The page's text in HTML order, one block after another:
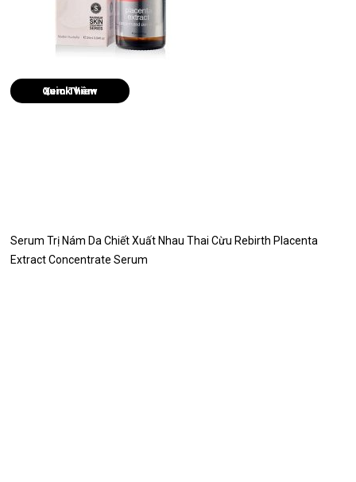
Quick View
Serum Trị Nám Da Chiết Xuất Nhau Thai Cừu Rebirth Placenta
Extract Concentrate Serum